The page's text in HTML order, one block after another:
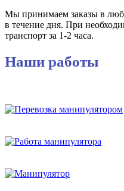
Мы принимаем заказы в
в течение дня. При
транспорт за 1-2 часа.
Наши работы